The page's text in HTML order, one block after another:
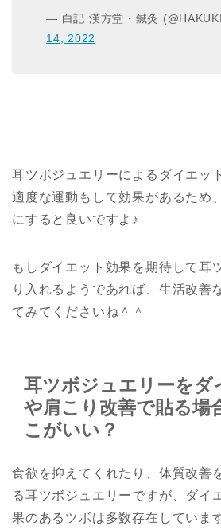
— 白記 漢方堂・鍼灸
14, 2022
耳ツボジュエリーによるダイエッ
適度な運動もして効果があるため
にすると良いですよ♪
もしダイエット効果を期待して耳
り入れるようであれば、生活改善
てみてくださいね＾＾
耳ツボジュエリーをダ
や肩こり改善で貼る場
こがいい？
食欲を抑えてくれたり、体質改善
る耳ツボジュエリーですが、ダイ
果のあるツボは多数存在していま